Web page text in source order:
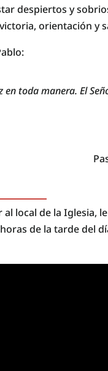
despiertos y
orientación y
en toda manera. El
local de la Iglesia,
de la tarde del